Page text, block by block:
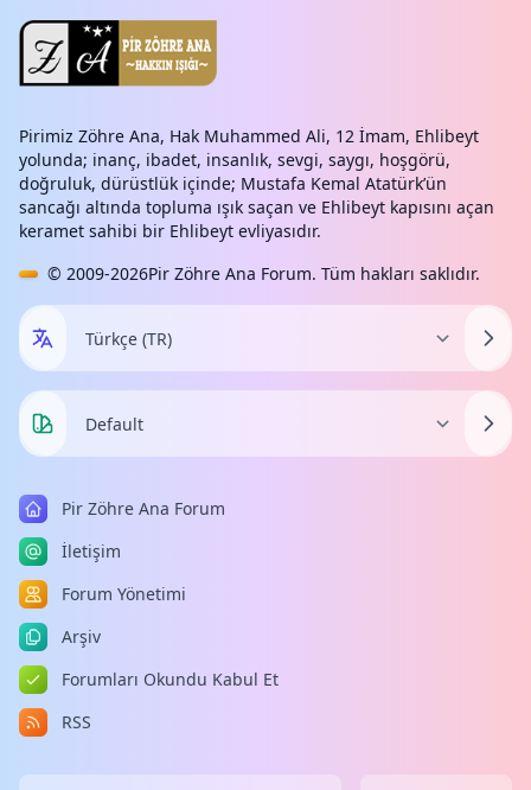
Pirimiz Zöhre Ana, Hak Muhammed Ali, 12 İmam, Ehlibeyt
yolunda; inanç, ibadet, insanlık, sevgi, saygı, hoşgörü,
doğruluk, dürüstlük içinde; Mustafa Kemal Atatürk’ün
sancağı altında topluma ışık saçan ve Ehlibeyt kapısını açan
keramet sahibi bir Ehlibeyt evliyasıdır.
© 2009-2026Pir Zöhre Ana Forum. Tüm hakları saklıdır.
Pir Zöhre Ana Forum
İletişim
Forum Yönetimi
Arşiv
Forumları Okundu Kabul Et
RSS